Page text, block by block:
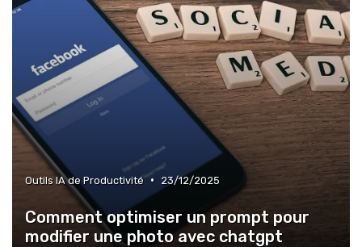
Outils IA pour les PME
Outils IA de Productivité • 23/12/2025
Comment optimiser un prompt pour
modifier une photo avec chatgpt